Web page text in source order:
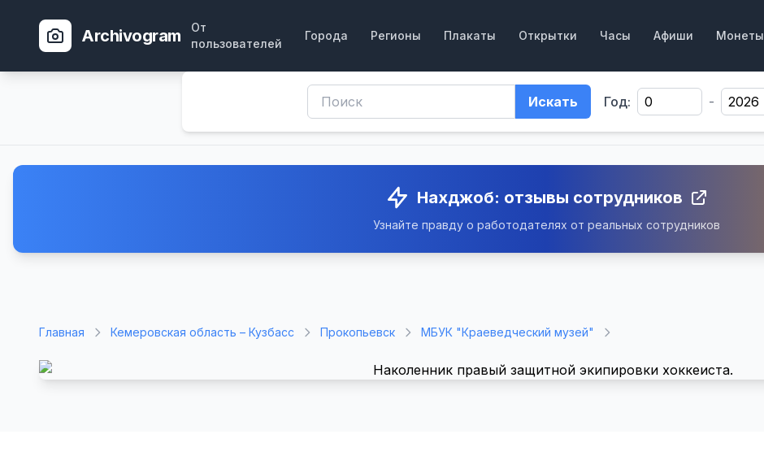
Archivogram
От
пользователей
Города Регионы Плакаты Открытки Часы Афиши Монеты
Искать Год: -
Нахджоб: отзывы сотрудников
Узнайте правду о работодателях от реальных сотрудников
Главная Кемеровская область – Кузбасс Прокопьевск МБУК "Краеведческий музей"